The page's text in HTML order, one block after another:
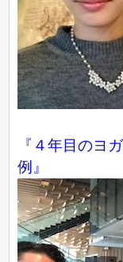
『４年目のヨ
例』